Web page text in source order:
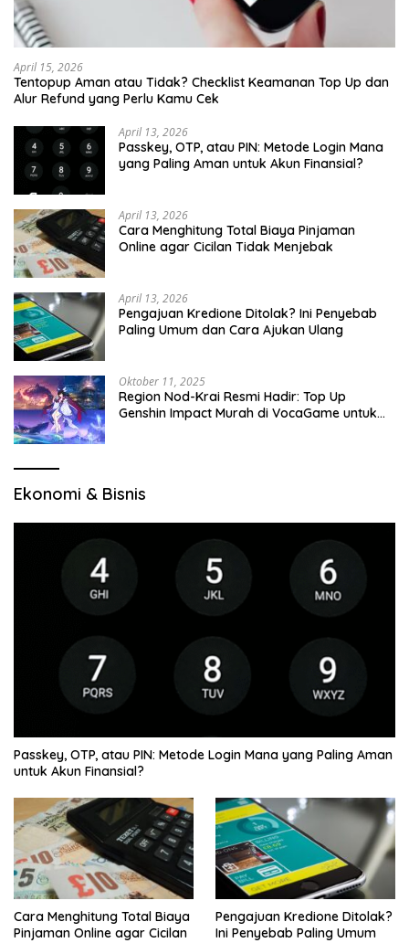
April 15, 2026
Tentopup Aman atau Tidak? Checklist Keamanan Top Up dan
Alur Refund yang Perlu Kamu Cek
April 13, 2026
Passkey, OTP, atau PIN: Metode Login Mana
yang Paling Aman untuk Akun Finansial?
April 13, 2026
Cara Menghitung Total Biaya Pinjaman
Online agar Cicilan Tidak Menjebak
April 13, 2026
Pengajuan Kredione Ditolak? Ini Penyebab
Paling Umum dan Cara Ajukan Ulang
Oktober 11, 2025
Region Nod-Krai Resmi Hadir: Top Up
Genshin Impact Murah di VocaGame untuk
Ekonomi & Bisnis
Passkey, OTP, atau PIN: Metode Login Mana yang Paling Aman
untuk Akun Finansial?
Cara Menghitung Total Biaya
Pinjaman Online agar Cicilan
Pengajuan Kredione Ditolak?
Ini Penyebab Paling Umum